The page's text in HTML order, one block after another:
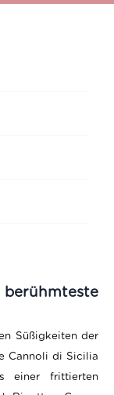
Süßigkeiten der
Cannoli di Sicilia
einer frittierten